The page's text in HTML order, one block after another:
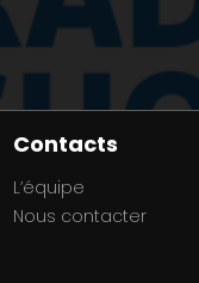
Contacts
L’équipe
Nous contacter